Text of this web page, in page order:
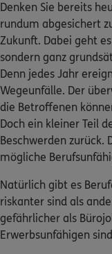
Denken Sie bereits
rundum abgesichert
Zukunft. Dabei geht
sondern ganz
Denn jedes Jahr
Wegeunfälle. Der
die Betroffenen
Doch ein kleiner Teil
Beschwerden zurück.
mögliche
Natürlich gibt es
riskanter sind als
gefährlicher als
Erwerbsunfähigen